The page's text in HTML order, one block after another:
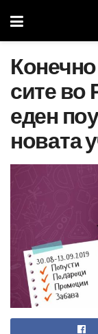
сите во
еден
новата